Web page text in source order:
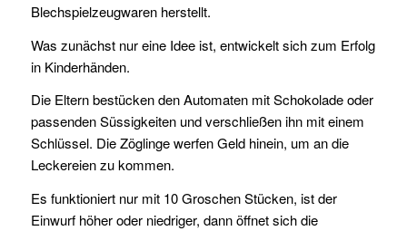
Blechspielzeugwaren herstellt.
Was zunächst nur eine Idee ist, entwickelt sich zum Erfolg
in Kinderhänden.
Die Eltern bestücken den Automaten mit Schokolade oder
passenden Süssigkeiten und verschließen ihn mit einem
Schlüssel. Die Zöglinge werfen Geld hinein, um an die
Leckereien zu kommen.
Es funktioniert nur mit 10 Groschen Stücken, ist der
Einwurf höher oder niedriger, dann öffnet sich die